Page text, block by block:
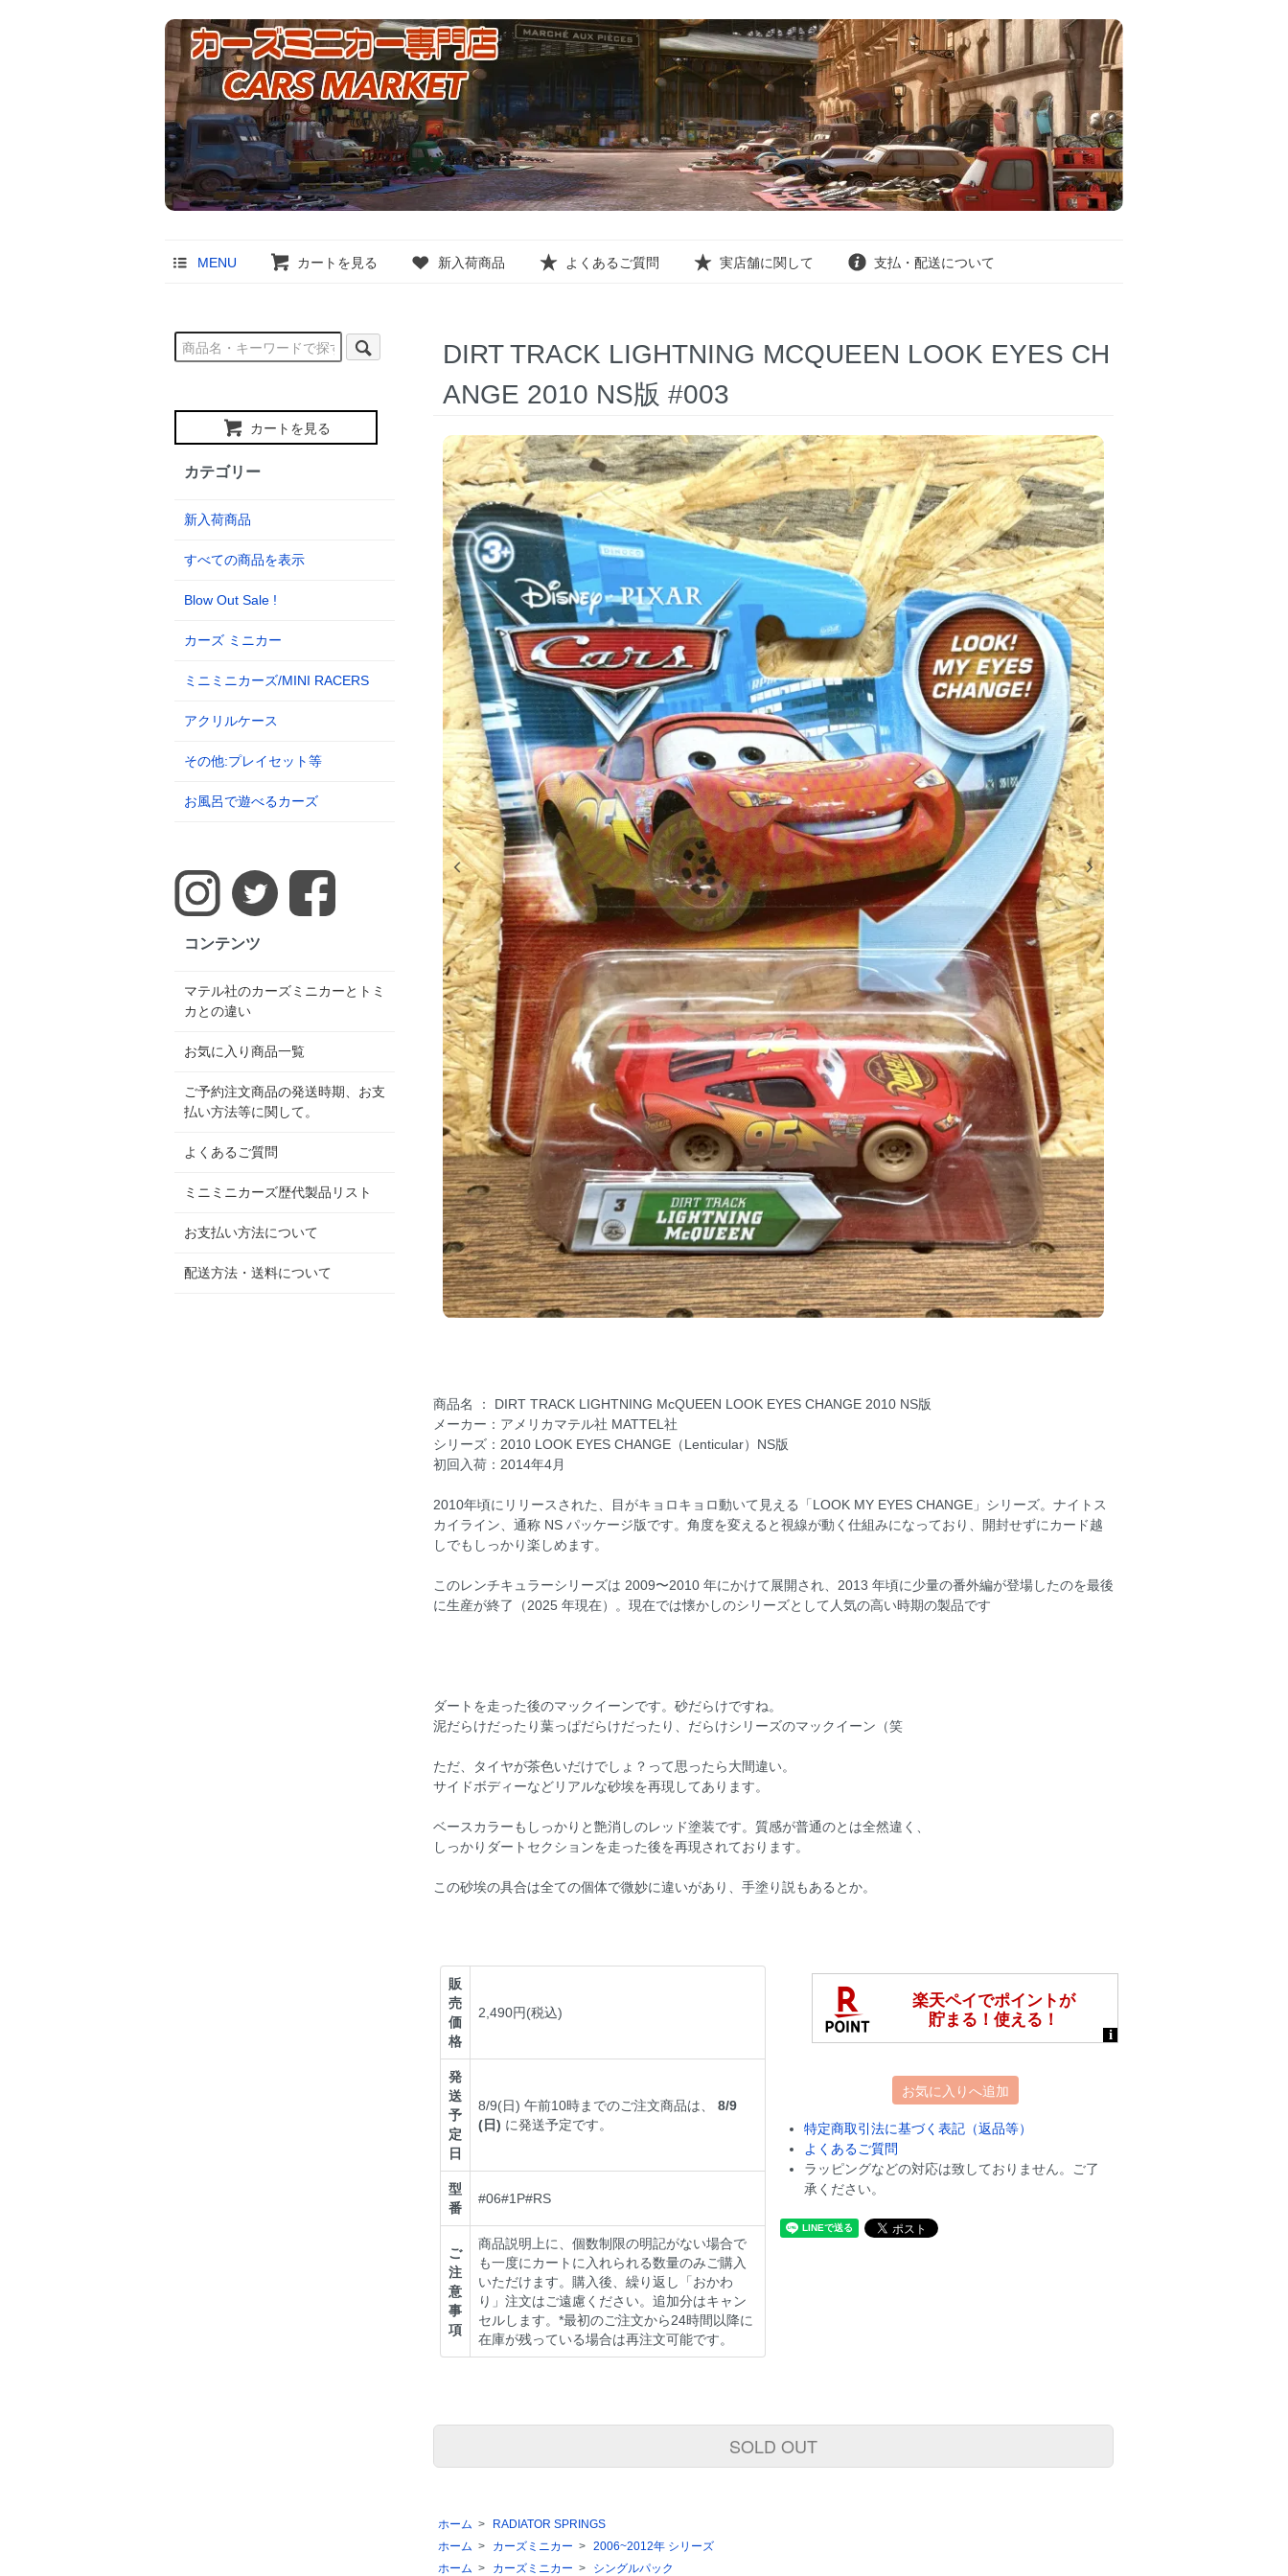
MENU カートを見る 新入荷商品 よくあるご質問 実店舗に関して 支払・配送について
DIRT TRACK LIGHTNING MCQUEEN LOOK EYES CH
ANGE 2010 NS版 #003
商品名 ： DIRT TRACK LIGHTNING McQUEEN LOOK EYES CHANGE 2010 NS版
メーカー：アメリカマテル社 MATTEL社
シリーズ：2010 LOOK EYES CHANGE（Lenticular）NS版
初回入荷：2014年4月
2010年頃にリリースされた、目がキョロキョロ動いて見える「LOOK MY EYES CHANGE」シリーズ。ナイトス
カイライン、通称 NS パッケージ版です。角度を変えると視線が動く仕組みになっており、開封せずにカード越
しでもしっかり楽しめます。
このレンチキュラーシリーズは 2009〜2010 年にかけて展開され、2013 年頃に少量の番外編が登場したのを最後
に生産が終了（2025 年現在）。現在では懐かしのシリーズとして人気の高い時期の製品です
ダートを走った後のマックイーンです。砂だらけですね。
泥だらけだったり葉っぱだらけだったり、だらけシリーズのマックイーン（笑
ただ、タイヤが茶色いだけでしょ？って思ったら大間違い。
サイドボディーなどリアルな砂埃を再現してあります。
ベースカラーもしっかりと艶消しのレッド塗装です。質感が普通のとは全然違く、
しっかりダートセクションを走った後を再現されております。
この砂埃の具合は全ての個体で微妙に違いがあり、手塗り説もあるとか。
販
売
価
格
2,490円(税込)
発
送
予
定
日
8/9(日) 午前10時までのご注文商品は、8/9
(日) に発送予定です。
型
番
#06#1P#RS
ご
注
意
事
項
商品説明上に、個数制限の明記がない場合で
も一度にカートに入れられる数量のみご購入
いただけます。購入後、繰り返し「おかわ
り」注文はご遠慮ください。追加分はキャン
セルします。*最初のご注文から24時間以降に
在庫が残っている場合は再注文可能です。
お気に入りへ追加
特定商取引法に基づく表記（返品等）
よくあるご質問
ラッピングなどの対応は致しておりません。ご了
承ください。
SOLD OUT
ホーム >
RADIATOR SPRINGS
ホーム > カーズミニカー > 2006~2012年 シリーズ
ホーム > カーズミニカー > シングルパック
カートを見る
カテゴリー
新入荷商品
すべての商品を表示
Blow Out Sale !
カーズ ミニカー
ミニミニカーズ/MINI RACERS
アクリルケース
その他:プレイセット等
お風呂で遊べるカーズ
コンテンツ
マテル社のカーズミニカーとトミ
カとの違い
お気に入り商品一覧
ご予約注文商品の発送時期、お支
払い方法等に関して。
よくあるご質問
ミニミニカーズ歴代製品リスト
お支払い方法について
配送方法・送料について